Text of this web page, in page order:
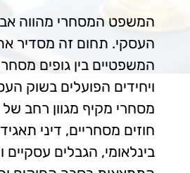
המשפט המסחרי מהווה
העסקי. תחום זה מסדיר
המשפטיים בין גופים
ויחידים הפועלים בשוק
מסחרי מקיף מגוון רחב של
חוזים מסחריים, דיני
בינלאומי, הגבלים עסקיים